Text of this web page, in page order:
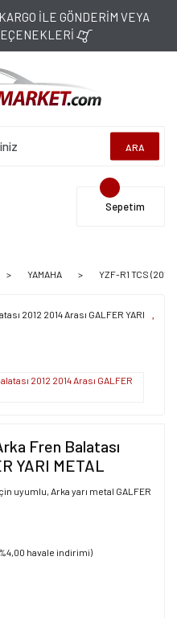
İLE GÖNDERİM VEYA
ARA
Sepetim
YAMAHA YZF-R1 TCS
Fren Balatası
YARI METAL
uyumlu, Arka yarı metal GALFER
havale indirimi)